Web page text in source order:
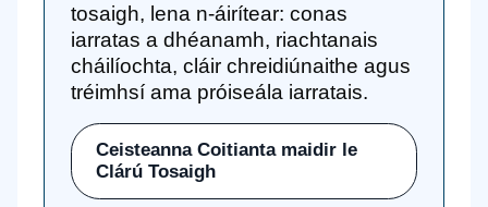
tosaigh, lena n-áirítear: conas
iarratas a dhéanamh, riachtanais
cháilíochta, cláir chreidiúnaithe agus
tréimhsí ama próiseála iarratais.
Ceisteanna Coitianta maidir le
Clárú Tosaigh